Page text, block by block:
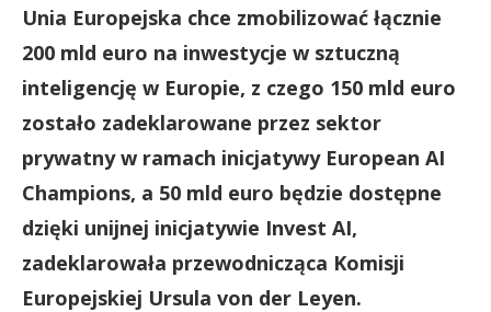
Unia Europejska chce zmobilizować łącznie
200 mld euro na inwestycje w sztuczną
inteligencję w Europie, z czego 150 mld euro
zostało zadeklarowane przez sektor
prywatny w ramach inicjatywy European AI
Champions, a 50 mld euro będzie dostępne
dzięki unijnej inicjatywie Invest AI,
zadeklarowała przewodnicząca Komisji
Europejskiej Ursula von der Leyen.